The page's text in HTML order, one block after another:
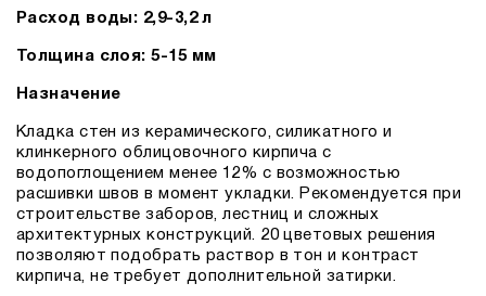
Расход воды: 2,9-3,2 л
Толщина слоя: 5-15 мм
Назначение
Кладка стен из керамического, силикатного и
клинкерного облицовочного кирпича с
водопоглощением менее 12% с возможностью
расшивки швов в момент укладки. Рекомендуется при
строительстве заборов, лестниц и сложных
архитектурных конструкций. 20 цветовых решения
позволяют подобрать раствор в тон и контраст
кирпича, не требует дополнительной затирки.